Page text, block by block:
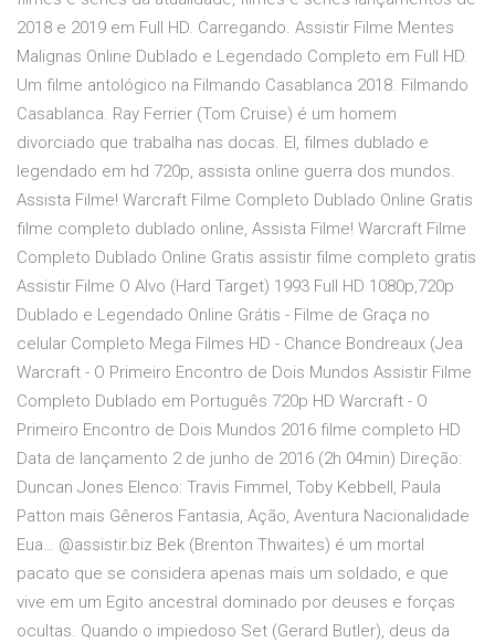
2018 e 2019 em Full HD. Carregando. Assistir Filme Mentes
Malignas Online Dublado e Legendado Completo em Full HD.
Um filme antológico na Filmando Casablanca 2018. Filmando
Casablanca. Ray Ferrier (Tom Cruise) é um homem
divorciado que trabalha nas docas. El, filmes dublado e
legendado em hd 720p, assista online guerra dos mundos.
Assista Filme! Warcraft Filme Completo Dublado Online Gratis
filme completo dublado online, Assista Filme! Warcraft Filme
Completo Dublado Online Gratis assistir filme completo gratis
Assistir Filme O Alvo (Hard Target) 1993 Full HD 1080p,720p
Dublado e Legendado Online Grátis - Filme de Graça no
celular Completo Mega Filmes HD - Chance Bondreaux (Jea
Warcraft - O Primeiro Encontro de Dois Mundos Assistir Filme
Completo Dublado em Português 720p HD Warcraft - O
Primeiro Encontro de Dois Mundos 2016 filme completo HD
Data de lançamento 2 de junho de 2016 (2h 04min) Direção:
Duncan Jones Elenco: Travis Fimmel, Toby Kebbell, Paula
Patton mais Gêneros Fantasia, Ação, Aventura Nacionalidade
Eua… @assistir.biz Bek (Brenton Thwaites) é um mortal
pacato que se considera apenas mais um soldado, e que
vive em um Egito ancestral dominado por deuses e forças
ocultas. Quando o impiedoso Set (Gerard Butler), deus da